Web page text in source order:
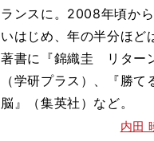
ランスに。2008年頃か
いはじめ、年の半分ほど
著書に『錦織圭 リター
（学研プラス）、『勝て
脳』（集英社）など。
内田